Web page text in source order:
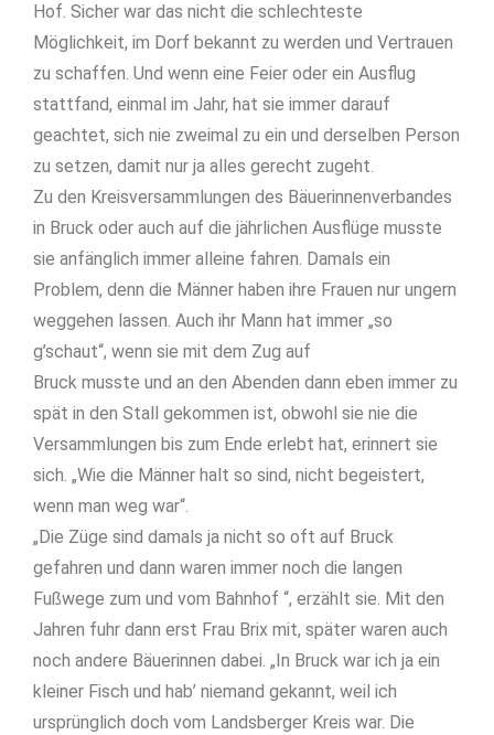
Hof. Sicher war das nicht die schlechteste
Möglichkeit, im Dorf bekannt zu werden und Vertrauen
zu schaffen. Und wenn eine Feier oder ein Ausflug
stattfand, einmal im Jahr, hat sie immer darauf
geachtet, sich nie zweimal zu ein und derselben Person
zu setzen, damit nur ja alles gerecht zugeht.
Zu den Kreisversammlungen des Bäuerinnenverbandes
in Bruck oder auch auf die jährlichen Ausflüge musste
sie anfänglich immer alleine fahren. Damals ein
Problem, denn die Männer haben ihre Frauen nur ungern
weggehen lassen. Auch ihr Mann hat immer „so
g’schaut“, wenn sie mit dem Zug auf
Bruck musste und an den Abenden dann eben immer zu
spät in den Stall gekommen ist, obwohl sie nie die
Versammlungen bis zum Ende erlebt hat, erinnert sie
sich. „Wie die Männer halt so sind, nicht begeistert,
wenn man weg war“.
„Die Züge sind damals ja nicht so oft auf Bruck
gefahren und dann waren immer noch die langen
Fußwege zum und vom Bahnhof “, erzählt sie. Mit den
Jahren fuhr dann erst Frau Brix mit, später waren auch
noch andere Bäuerinnen dabei. „In Bruck war ich ja ein
kleiner Fisch und hab’ niemand gekannt, weil ich
ursprünglich doch vom Landsberger Kreis war. Die